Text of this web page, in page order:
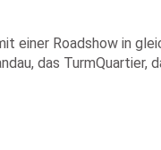
einer Roadshow in
das TurmQuartier,